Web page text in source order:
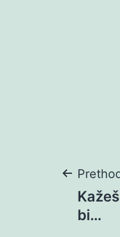
bi…